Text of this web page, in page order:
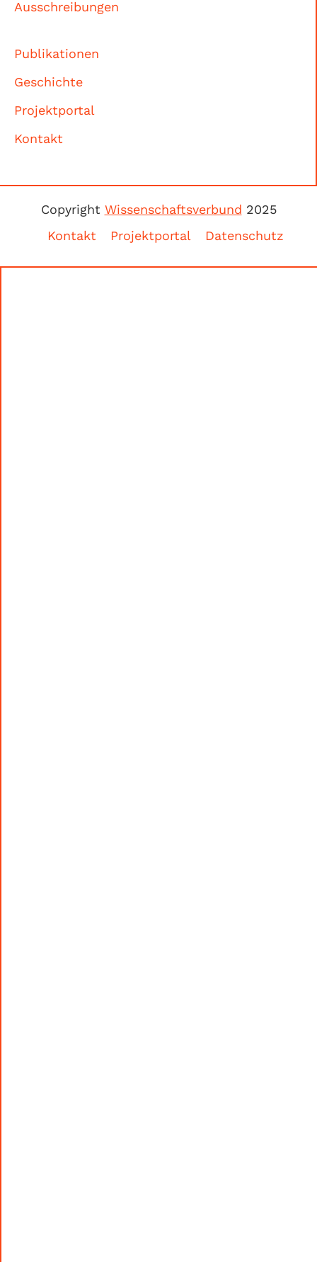
Ausschreibungen
Publikationen
Geschichte
Projektportal
Kontakt
Copyright Wissenschaftsverbund 2025
Kontakt
Projektportal Datenschutz